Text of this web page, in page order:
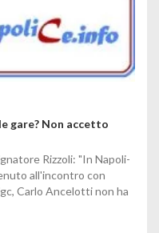
gare? Non accetto
Rizzoli: "In Napoli-
all'incontro con
Carlo Ancelotti non ha